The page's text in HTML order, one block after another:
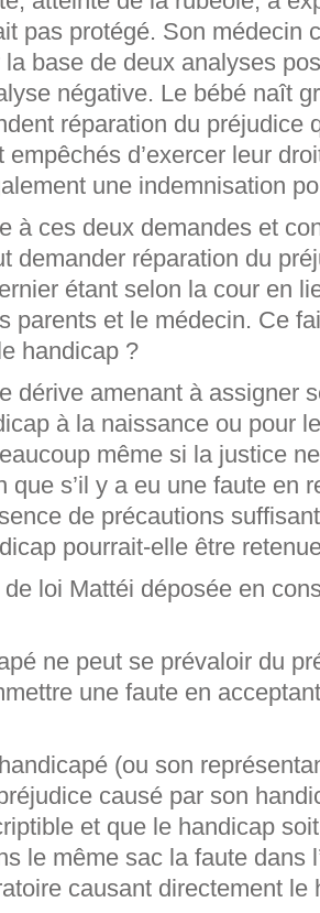
pas protégé. Son médecin
base de deux analyses
négative. Le bébé naît
réparation du préjudice
d’exercer leur
une indemnisation
à ces deux demandes et
demander réparation du
étant selon la cour en
parents et le médecin. Ce
handicap ?
dérive amenant à assigner
à la naissance ou pour
même si la justice
que s’il y a eu une faute en
de précautions
pourrait-elle être
loi Mattéi déposée en
ne peut se prévaloir du
une faute en
(ou son
causé par son
et que le handicap
le même sac la faute dans
causant directement le